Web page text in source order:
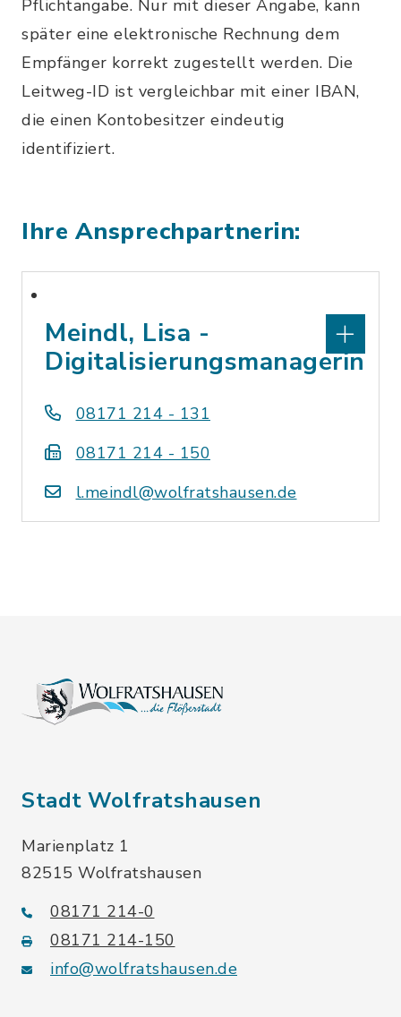
Pflichtangabe. Nur mit dieser Angabe, kann
später eine elektronische Rechnung dem
Empfänger korrekt zugestellt werden. Die
Leitweg-ID ist vergleichbar mit einer IBAN,
die einen Kontobesitzer eindeutig
identifiziert.
Ihre Ansprechpartnerin:
Meindl, Lisa -
Digitalisierungsmanagerin
08171 214 - 131
08171 214 - 150
l.meindl@wolfratshausen.de
Stadt Wolfratshausen
Marienplatz 1
82515 Wolfratshausen
08171 214-0
08171 214-150
info@wolfratshausen.de